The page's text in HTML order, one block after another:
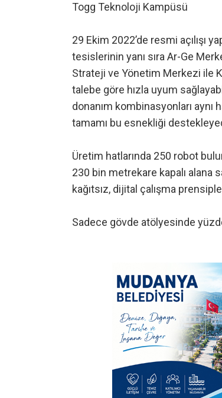
Togg Teknoloji Kampüsü
29 Ekim 2022’de resmi açılışı
tesislerinin yanı sıra Ar-Ge
Strateji ve Yönetim Merkezi ile
talebe göre hızla uyum
donanım kombinasyonları aynı
tamamı bu esnekliği
Üretim hatlarında 250 robot
230 bin metrekare kapalı alana
kağıtsız, dijital çalışma
Sadece gövde atölyesinde